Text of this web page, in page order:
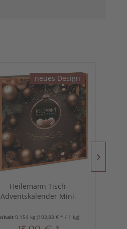
neues Design
Heilemann Tisch-
Adventskalender Mini-
0.154 kg (103,83 € * / 1 kg)